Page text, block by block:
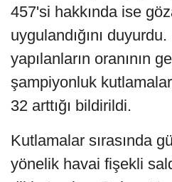
457'si hakkında ise
uygulandığını
yapılanların oranının
şampiyonluk
32 arttığı bildirildi.
Kutlamalar sırasında
yönelik havai fişekli